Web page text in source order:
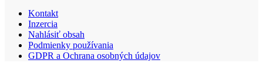
Kontakt
Inzercia
Nahlásiť obsah
Podmienky používania
GDPR a Ochrana osobných údajov